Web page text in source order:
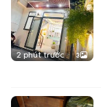
2 phút trước 3